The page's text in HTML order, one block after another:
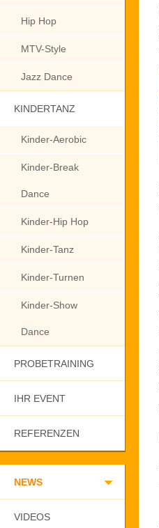
Hip Hop
MTV-Style
Jazz Dance
KINDERTANZ
Kinder-Aerobic
Kinder-Break
Dance
Kinder-Hip Hop
Kinder-Tanz
Kinder-Turnen
Kinder-Show
Dance
PROBETRAINING
IHR EVENT
REFERENZEN
NEWS
VIDEOS